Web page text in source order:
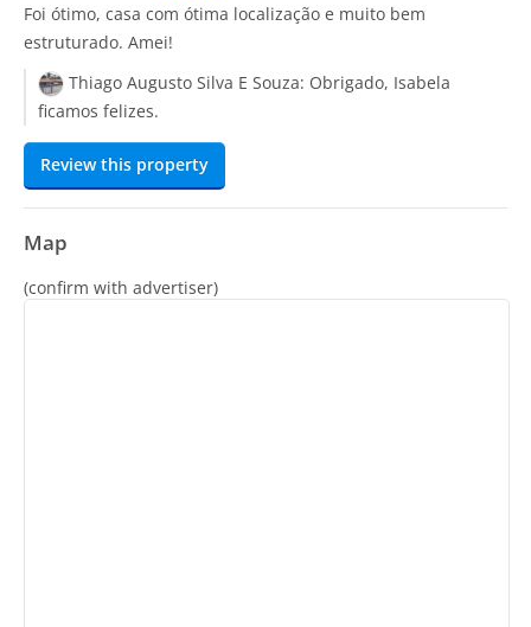
Foi ótimo, casa com ótima localização e muito bem
estruturado. Amei!
Thiago Augusto Silva E Souza: Obrigado, Isabela
ficamos felizes.
Review this property
Map
(confirm with advertiser)